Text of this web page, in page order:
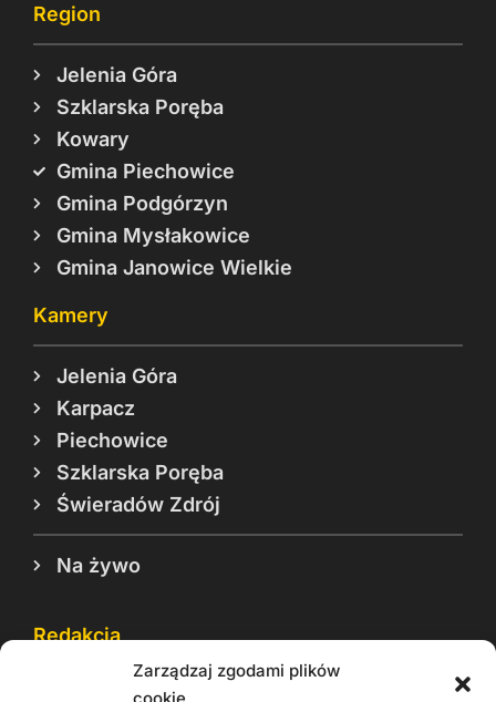
Zarządzaj zgodami plików
Region
Jelenia Góra
Szklarska Poręba
Kowary
Gmina Piechowice
Gmina Podgórzyn
Gmina Mysłakowice
Gmina Janowice Wielkie
Kamery
Jelenia Góra
Karpacz
Piechowice
Szklarska Poręba
Świeradów Zdrój
Na żywo
Redakcja
Reklama